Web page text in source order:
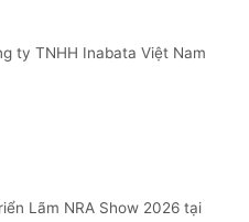
ty TNHH Inabata Việt Nam
Lãm NRA Show 2026 tại